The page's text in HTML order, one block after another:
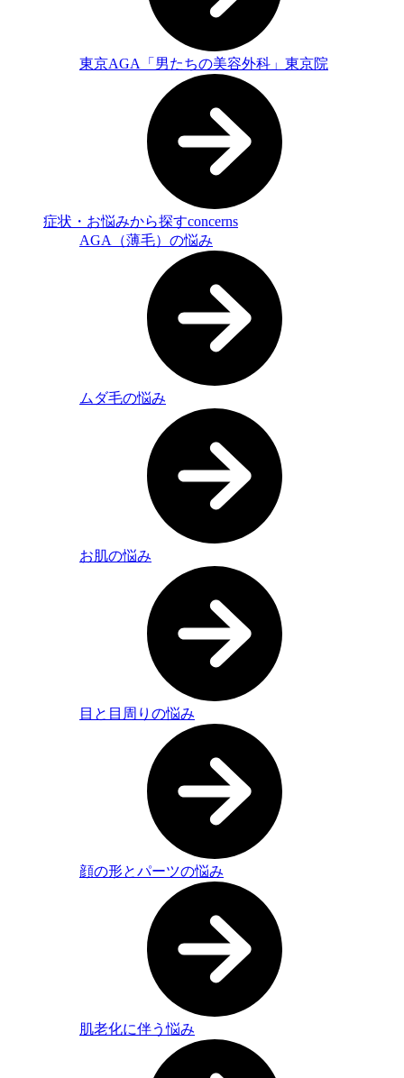
東京AGA「男たちの美容外科」東京院
症状・お悩みから探すconcerns
AGA（薄毛）の悩み
ムダ毛の悩み
お肌の悩み
目と目周りの悩み
顔の形とパーツの悩み
肌老化に伴う悩み